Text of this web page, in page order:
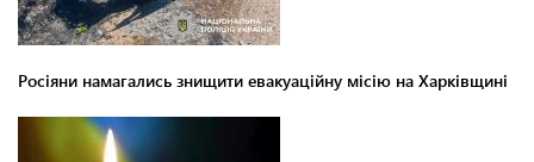
Росіяни намагались знищити евакуаційну місію на Харківщині